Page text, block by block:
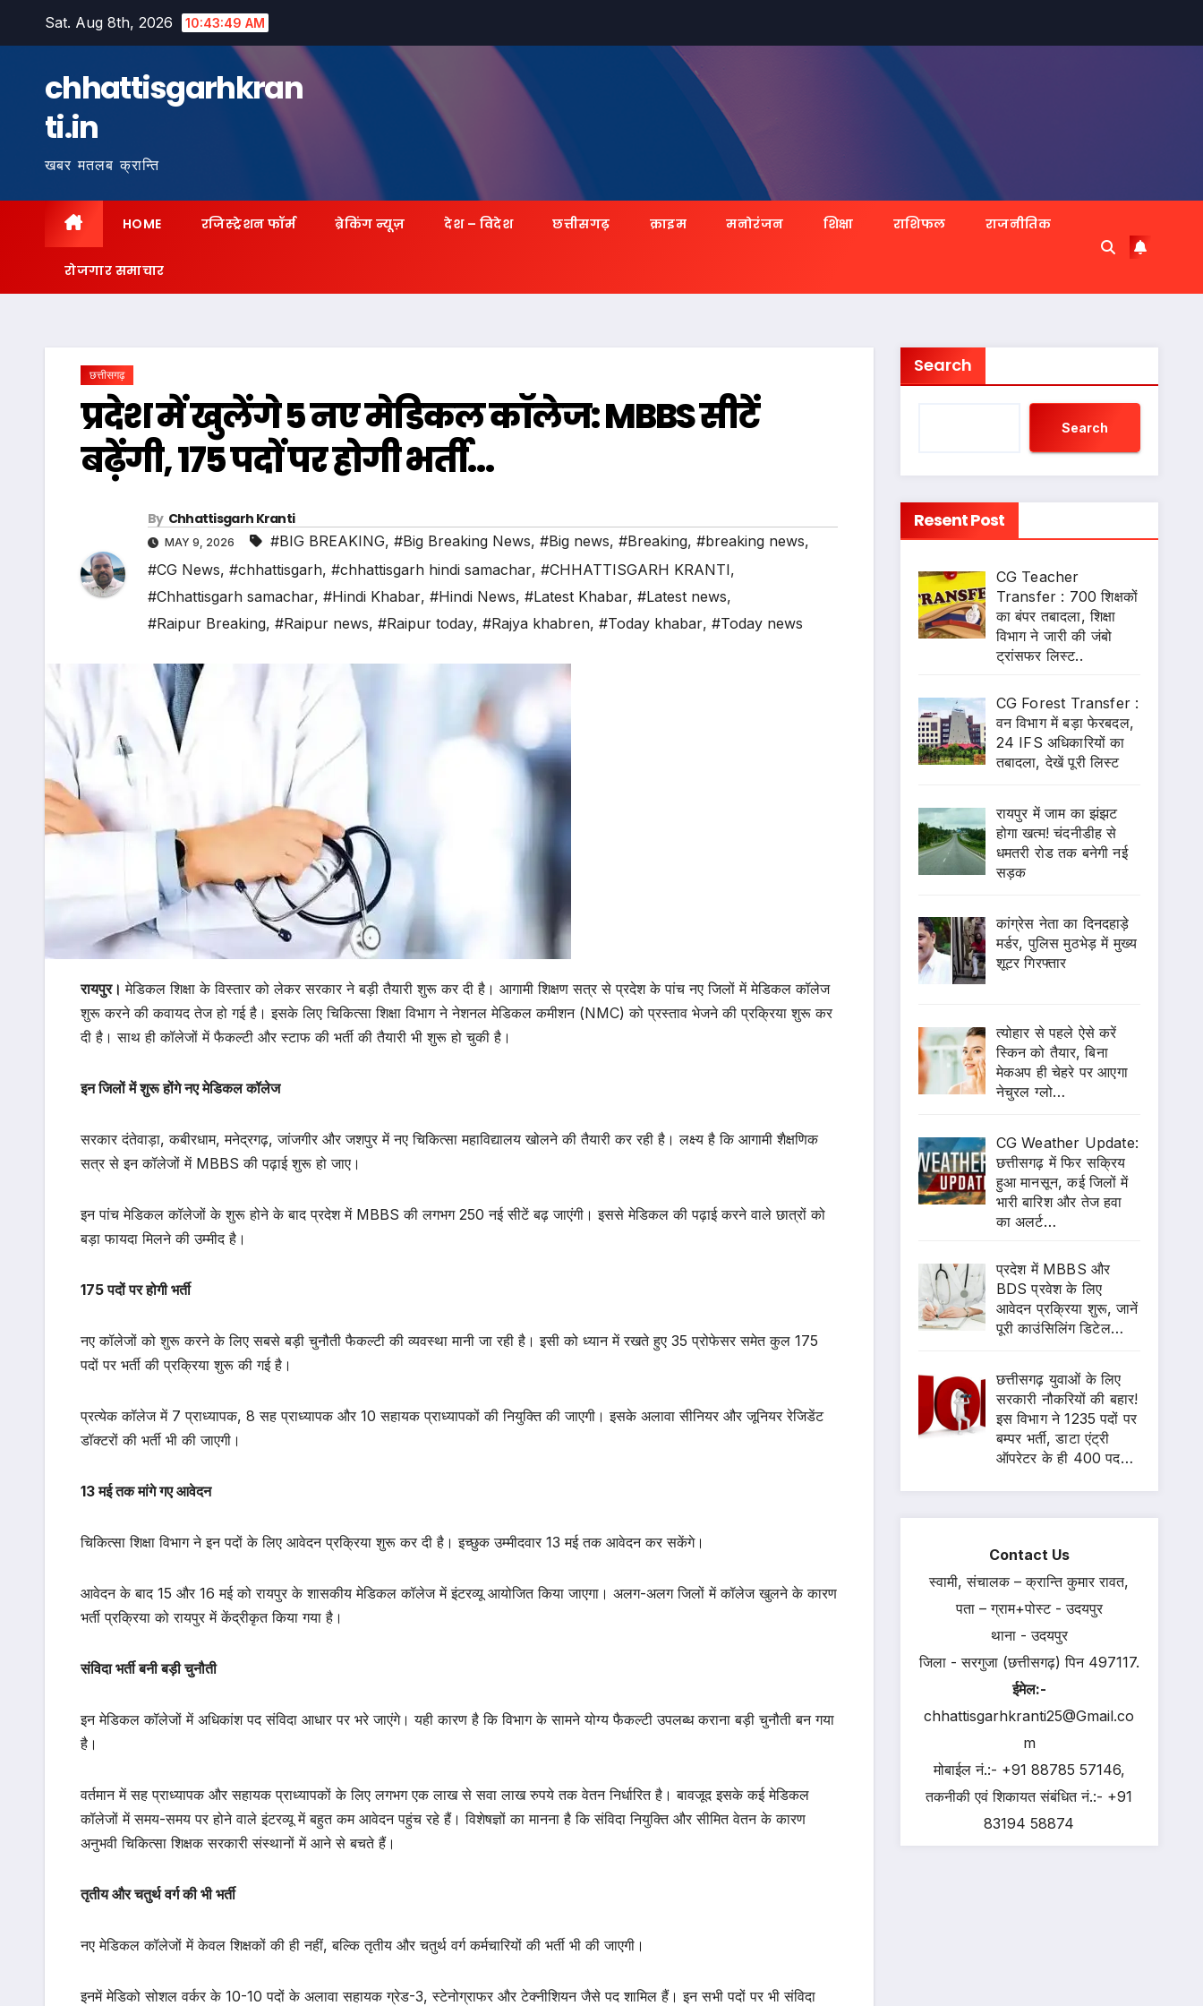
Sat. Aug 8th, 2026 10:43:50 AM
chhattisgarhkran
ti.in
खबर मतलब क्रान्ति
HOME रजिस्ट्रेशन फॉर्म ब्रेकिंग न्यूज़ देश – विदेश छत्तीसगढ़ क्राइम मनोरंजन शिक्षा राशिफल राजनीतिक
रोजगार समाचार
छत्तीसगढ़
प्रदेश में खुलेंगे 5 नए मेडिकल कॉलेज: MBBS सीटें
बढ़ेंगी, 175 पदों पर होगी भर्ती…
By Chhattisgarh Kranti
MAY 9, 2026 #BIG BREAKING, #Big Breaking News, #Big news, #Breaking, #breaking news,
#CG News, #chhattisgarh, #chhattisgarh hindi samachar, #CHHATTISGARH KRANTI,
#Chhattisgarh samachar, #Hindi Khabar, #Hindi News, #Latest Khabar, #Latest news,
#Raipur Breaking, #Raipur news, #Raipur today, #Rajya khabren, #Today khabar, #Today news
रायपुर।मेडिकल शिक्षा के विस्तार को लेकर सरकार ने बड़ी तैयारी शुरू कर दी है। आगामी शिक्षण सत्र से प्रदेश के पांच नए जिलों में मेडिकल कॉलेज
शुरू करने की कवायद तेज हो गई है। इसके लिए चिकित्सा शिक्षा विभाग ने नेशनल मेडिकल कमीशन (NMC) को प्रस्ताव भेजने की प्रक्रिया शुरू कर
दी है। साथ ही कॉलेजों में फैकल्टी और स्टाफ की भर्ती की तैयारी भी शुरू हो चुकी है।
इन जिलों में शुरू होंगे नए मेडिकल कॉलेज
सरकार दंतेवाड़ा, कबीरधाम, मनेद्रगढ़, जांजगीर और जशपुर में नए चिकित्सा महाविद्यालय खोलने की तैयारी कर रही है। लक्ष्य है कि आगामी शैक्षणिक
सत्र से इन कॉलेजों में MBBS की पढ़ाई शुरू हो जाए।
इन पांच मेडिकल कॉलेजों के शुरू होने के बाद प्रदेश में MBBS की लगभग 250 नई सीटें बढ़ जाएंगी। इससे मेडिकल की पढ़ाई करने वाले छात्रों को
बड़ा फायदा मिलने की उम्मीद है।
175 पदों पर होगी भर्ती
नए कॉलेजों को शुरू करने के लिए सबसे बड़ी चुनौती फैकल्टी की व्यवस्था मानी जा रही है। इसी को ध्यान में रखते हुए 35 प्रोफेसर समेत कुल 175
पदों पर भर्ती की प्रक्रिया शुरू की गई है।
प्रत्येक कॉलेज में 7 प्राध्यापक, 8 सह प्राध्यापक और 10 सहायक प्राध्यापकों की नियुक्ति की जाएगी। इसके अलावा सीनियर और जूनियर रेजिडेंट
डॉक्टरों की भर्ती भी की जाएगी।
13 मई तक मांगे गए आवेदन
चिकित्सा शिक्षा विभाग ने इन पदों के लिए आवेदन प्रक्रिया शुरू कर दी है। इच्छुक उम्मीदवार 13 मई तक आवेदन कर सकेंगे।
आवेदन के बाद 15 और 16 मई को रायपुर के शासकीय मेडिकल कॉलेज में इंटरव्यू आयोजित किया जाएगा। अलग-अलग जिलों में कॉलेज खुलने के कारण
भर्ती प्रक्रिया को रायपुर में केंद्रीकृत किया गया है।
संविदा भर्ती बनी बड़ी चुनौती
इन मेडिकल कॉलेजों में अधिकांश पद संविदा आधार पर भरे जाएंगे। यही कारण है कि विभाग के सामने योग्य फैकल्टी उपलब्ध कराना बड़ी चुनौती बन गया
है।
वर्तमान में सह प्राध्यापक और सहायक प्राध्यापकों के लिए लगभग एक लाख से सवा लाख रुपये तक वेतन निर्धारित है। बावजूद इसके कई मेडिकल
कॉलेजों में समय-समय पर होने वाले इंटरव्यू में बहुत कम आवेदन पहुंच रहे हैं। विशेषज्ञों का मानना है कि संविदा नियुक्ति और सीमित वेतन के कारण
अनुभवी चिकित्सा शिक्षक सरकारी संस्थानों में आने से बचते हैं।
तृतीय और चतुर्थ वर्ग की भी भर्ती
नए मेडिकल कॉलेजों में केवल शिक्षकों की ही नहीं, बल्कि तृतीय और चतुर्थ वर्ग कर्मचारियों की भर्ती भी की जाएगी।
इनमें मेडिको सोशल वर्कर के 10-10 पदों के अलावा सहायक ग्रेड-3, स्टेनोग्राफर और टेक्नीशियन जैसे पद शामिल हैं। इन सभी पदों पर भी संविदा
Search
Search
Resent Post
CG Teacher
Transfer : 700 शिक्षकों
का बंपर तबादला, शिक्षा
विभाग ने जारी की जंबो
ट्रांसफर लिस्ट..
CG Forest Transfer :
वन विभाग में बड़ा फेरबदल,
24 IFS अधिकारियों का
तबादला, देखें पूरी लिस्ट
रायपुर में जाम का झंझट
होगा खत्म! चंदनीडीह से
धमतरी रोड तक बनेगी नई
सड़क
कांग्रेस नेता का दिनदहाड़े
मर्डर, पुलिस मुठभेड़ में मुख्य
शूटर गिरफ्तार
त्योहार से पहले ऐसे करें
स्किन को तैयार, बिना
मेकअप ही चेहरे पर आएगा
नेचुरल ग्लो…
CG Weather Update:
छत्तीसगढ़ में फिर सक्रिय
हुआ मानसून, कई जिलों में
भारी बारिश और तेज हवा
का अलर्ट…
प्रदेश में MBBS और
BDS प्रवेश के लिए
आवेदन प्रक्रिया शुरू, जानें
पूरी काउंसिलिंग डिटेल…
छत्तीसगढ़ युवाओं के लिए
सरकारी नौकरियों की बहार!
इस विभाग ने 1235 पदों पर
बम्पर भर्ती, डाटा एंट्री
ऑपरेटर के ही 400 पद…
Contact Us
स्वामी, संचालक – क्रान्ति कुमार रावत,
पता – ग्राम+पोस्ट - उदयपुर
थाना - उदयपुर
जिला - सरगुजा (छत्तीसगढ़) पिन 497117.
ईमेल:-
chhattisgarhkranti25@Gmail.co
m
मोबाईल नं.:- +91 88785 57146,
तकनीकी एवं शिकायत संबंधित नं.:- +91
83194 58874